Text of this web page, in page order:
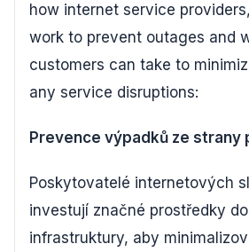
how internet service
work to prevent outages and
customers can take to
any service disruptions:
Prevence výpadků ze
Poskytovatelé internetových
investují značné prostředky
infrastruktury, aby